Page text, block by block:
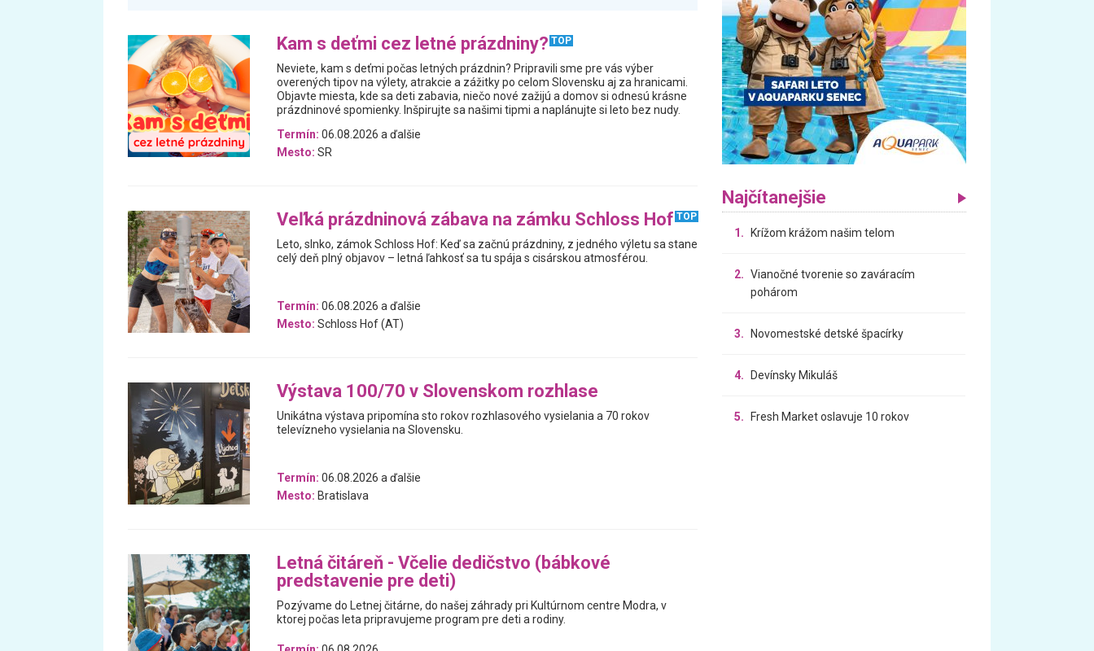
Kam s deťmi cez letné prázdniny? TOP
Neviete, kam s deťmi počas letných prázdnin? Pripravili sme pre vás výber
overených tipov na výlety, atrakcie a zážitky po celom Slovensku aj za hranicami.
Objavte miesta, kde sa deti zabavia, niečo nové zažijú a domov si odnesú krásne
prázdninové spomienky. Inšpirujte sa našimi tipmi a naplánujte si leto bez nudy.
Termín: 06.08.2026 a ďalšie
Mesto: SR
Veľká prázdninová zábava na zámku Schloss Hof TOP
Leto, slnko, zámok Schloss Hof: Keď sa začnú prázdniny, z jedného výletu sa stane
celý deň plný objavov – letná ľahkosť sa tu spája s cisárskou atmosférou.
Termín: 06.08.2026 a ďalšie
Mesto: Schloss Hof (AT)
Výstava 100/70 v Slovenskom rozhlase
Unikátna výstava pripomína sto rokov rozhlasového vysielania a 70 rokov
televízneho vysielania na Slovensku.
Termín: 06.08.2026 a ďalšie
Mesto: Bratislava
Letná čitáreň - Včelie dedičstvo (bábkové
predstavenie pre deti)
Pozývame do Letnej čitárne, do našej záhrady pri Kultúrnom centre Modra, v
ktorej počas leta pripravujeme program pre deti a rodiny.
Najčítanejšie
1. Krížom krážom našim telom
2. Vianočné tvorenie so zaváracím
pohárom
3. Novomestské detské špacírky
4. Devínsky Mikuláš
5. Fresh Market oslavuje 10 rokov